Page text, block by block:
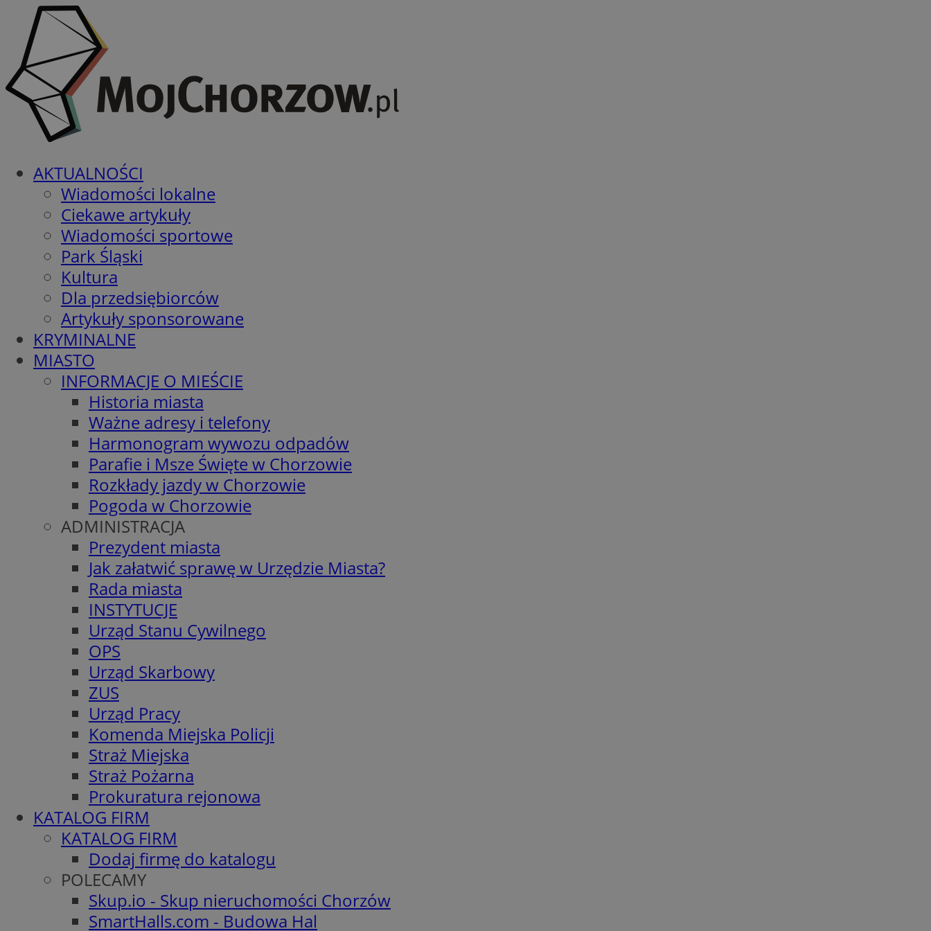
AKTUALNOŚCI
Wiadomości lokalne
Ciekawe artykuły
Wiadomości sportowe
Park Śląski
Kultura
Dla przedsiębiorców
Artykuły sponsorowane
KRYMINALNE
MIASTO
INFORMACJE O MIEŚCIE
Historia miasta
Ważne adresy i telefony
Harmonogram wywozu odpadów
Parafie i Msze Święte w Chorzowie
Rozkłady jazdy w Chorzowie
Pogoda w Chorzowie
ADMINISTRACJA
Prezydent miasta
Jak załatwić sprawę w Urzędzie Miasta?
Rada miasta
INSTYTUCJE
Urząd Stanu Cywilnego
OPS
Urząd Skarbowy
ZUS
Urząd Pracy
Komenda Miejska Policji
Straż Miejska
Straż Pożarna
Prokuratura rejonowa
KATALOG FIRM
KATALOG FIRM
Dodaj firmę do katalogu
POLECAMY
Skup.io - Skup nieruchomości Chorzów
SmartHalls.com - Budowa Hal